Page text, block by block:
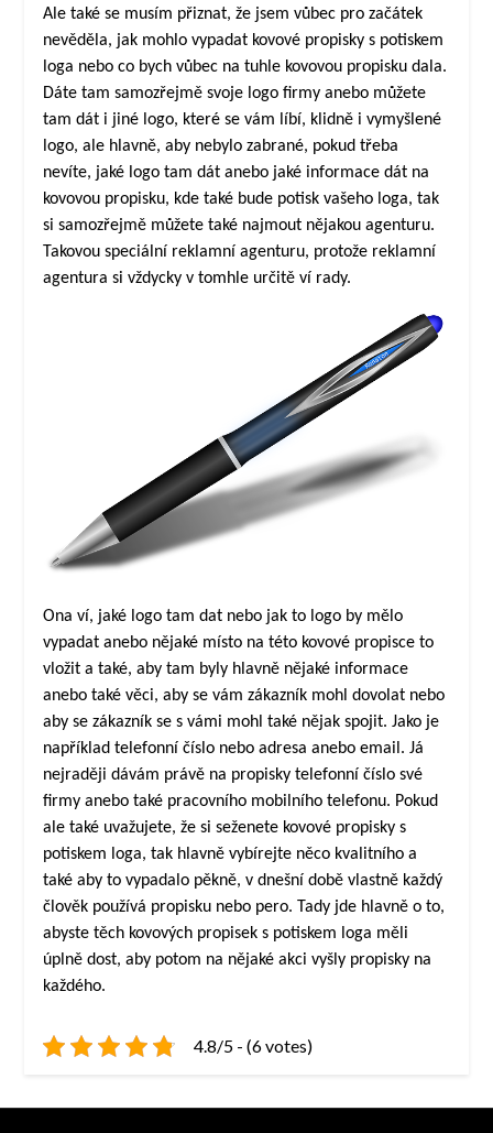
Ale také se musím přiznat, že jsem vůbec pro začátek
nevěděla, jak mohlo vypadat kovové propisky s potiskem
loga nebo co bych vůbec na tuhle kovovou propisku dala.
Dáte tam samozřejmě svoje logo firmy anebo můžete
tam dát i jiné logo, které se vám líbí, klidně i vymyšlené
logo, ale hlavně, aby nebylo zabrané, pokud třeba
nevíte, jaké logo tam dát anebo jaké informace dát na
kovovou propisku, kde také bude potisk vašeho loga, tak
si samozřejmě můžete také najmout nějakou agenturu.
Takovou speciální reklamní agenturu, protože reklamní
agentura si vždycky v tomhle určitě ví rady.
Ona ví, jaké logo tam dat nebo jak to logo by mělo
vypadat anebo nějaké místo na této kovové propisce to
vložit a také, aby tam byly hlavně nějaké informace
anebo také věci, aby se vám zákazník mohl dovolat nebo
aby se zákazník se s vámi mohl také nějak spojit. Jako je
například telefonní číslo nebo adresa anebo email. Já
nejraději dávám právě na propisky telefonní číslo své
firmy anebo také pracovního mobilního telefonu. Pokud
ale také uvažujete, že si seženete kovové propisky s
potiskem loga, tak hlavně vybírejte něco kvalitního a
také aby to vypadalo pěkně, v dnešní době vlastně každý
člověk používá propisku nebo pero. Tady jde hlavně o to,
abyste těch kovových propisek s potiskem loga měli
úplně dost, aby potom na nějaké akci vyšly propisky na
každého.
4.8/5 - (6 votes)